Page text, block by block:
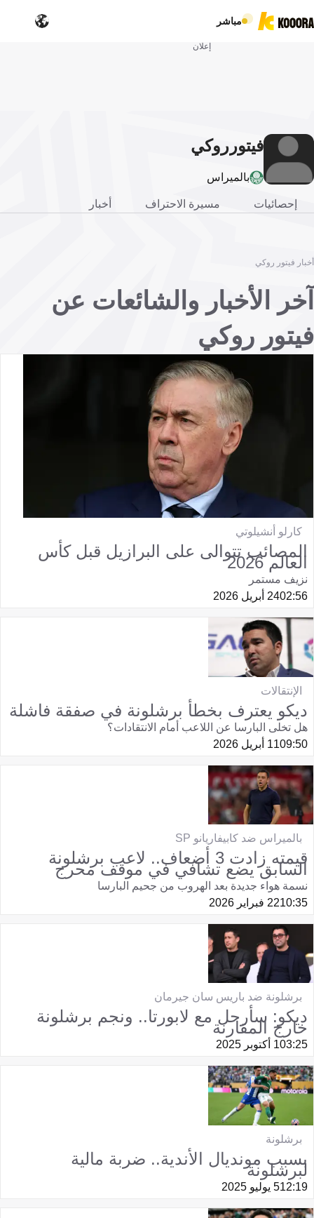
مباشر
إعلان
فيتور روكي
بالميراس
إحصائيات مسيرة الاحتراف أخبار
أخبار فيتور روكي
آخر الأخبار والشائعات عن
فيتور روكي
كارلو أنشيلوتي
المصائب تتوالى على البرازيل قبل كأس
العالم 2026
نزيف مستمر
02:5624 أبريل 2026
الإنتقالات
ديكو يعترف بخطأ برشلونة في صفقة فاشلة
هل تخلى البارسا عن اللاعب أمام الانتقادات؟
09:5011 أبريل 2026
بالميراس ضد كابيفاريانو SP
قيمته زادت 3 أضعاف.. لاعب برشلونة
السابق يضع تشافي في موقف محرج
نسمة هواء جديدة بعد الهروب من جحيم البارسا
10:3522 فبراير 2026
برشلونة ضد باريس سان جيرمان
ديكو: سأرحل مع لابورتا.. ونجم برشلونة
خارج المقارنة
03:251 أكتوبر 2025
برشلونة
بسبب مونديال الأندية.. ضربة مالية
لبرشلونة
12:195 يوليو 2025